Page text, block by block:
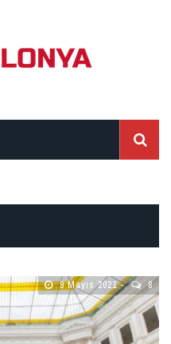
9 Mayıs 2021 8